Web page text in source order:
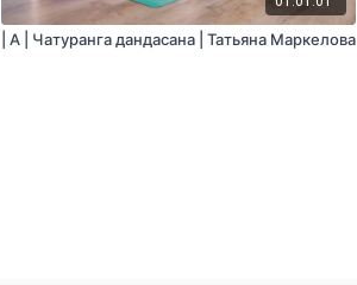
| A | Чатуранга дандасана | Татьяна Маркелова